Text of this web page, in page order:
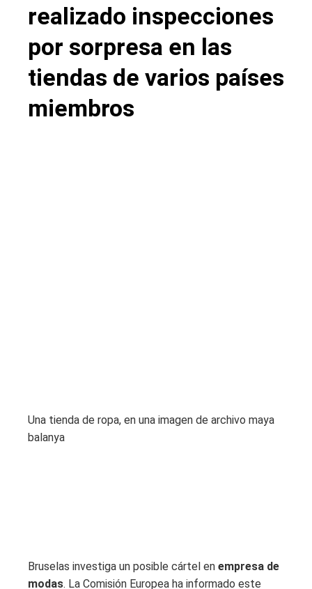
realizado inspecciones
por sorpresa en las
tiendas de varios países
miembros
Una tienda de ropa, en una imagen de archivo maya
balanya
Bruselas investiga un posible cártel en empresa de
modas. La Comisión Europea ha informado este